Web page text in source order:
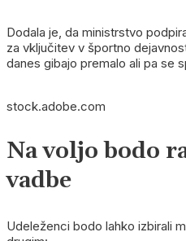
Dodala je, da ministrstvo
za vključitev v športno
danes gibajo premalo ali pa se
stock.adobe.com
Na voljo bodo
vadbe
Udeleženci bodo lahko izbirali